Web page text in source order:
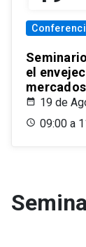
el
19 de
09:00 a